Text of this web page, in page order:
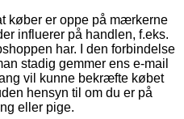
køber er oppe på mærkerne
influerer på handlen, f.eks.
har. I den forbindelse
stadig gemmer ens e-mail
vil kunne bekræfte købet
hensyn til om du er på
eller pige.